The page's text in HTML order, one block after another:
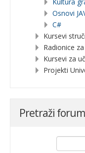
Osnovi
C#
Kursevi
Radionice
Kursevi za
Projekti
Pretraži